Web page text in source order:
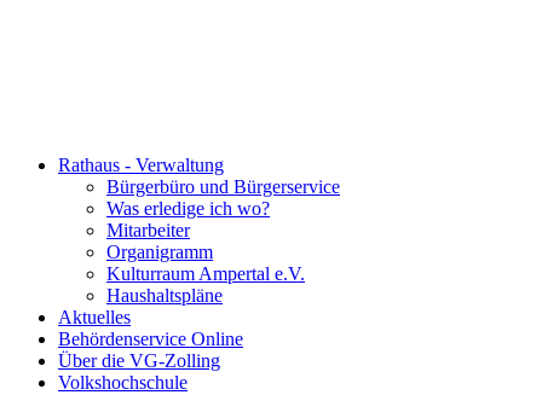
Rathaus - Verwaltung
Bürgerbüro und Bürgerservice
Was erledige ich wo?
Mitarbeiter
Organigramm
Kulturraum Ampertal e.V.
Haushaltspläne
Aktuelles
Behördenservice Online
Über die VG-Zolling
Volkshochschule